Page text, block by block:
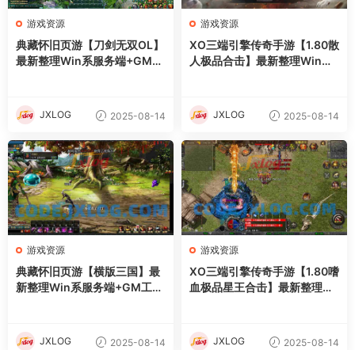
游戏资源
典藏怀旧页游【刀剑无双OL】
最新整理Win系服务端+GM工
JXLOG 2025-08-14
游戏资源
XO三端引擎传奇手游【1.80散
人极品合击】最新整理Win系
JXLOG 2025-08-14
游戏资源
典藏怀旧页游【横版三国】最
新整理Win系服务端+GM工具
JXLOG 2025-08-14
游戏资源
XO三端引擎传奇手游【1.80嗜
血极品星王合击】最新整理Wi
JXLOG 2025-08-14